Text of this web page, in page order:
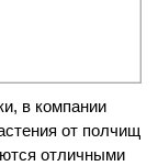
в компании
от полчищ
отличными